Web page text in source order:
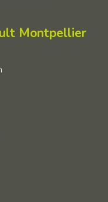
Montpellier